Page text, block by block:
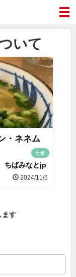
いて
・ネネム
千葉
ちばみなとjp
2024/11/5
ます